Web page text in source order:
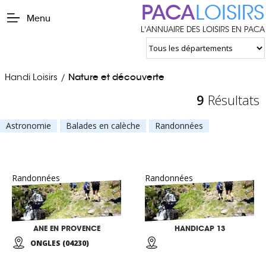
Menu PACALOISIRS
L'ANNUAIRE DES LOISIRS EN PACA
Handi Loisirs / Nature et découverte
9 Résultats
Astronomie Balades en calèche Randonnées
Randonnées
ANE EN PROVENCE
ONGLES (04230)
Randonnées
HANDICAP 13